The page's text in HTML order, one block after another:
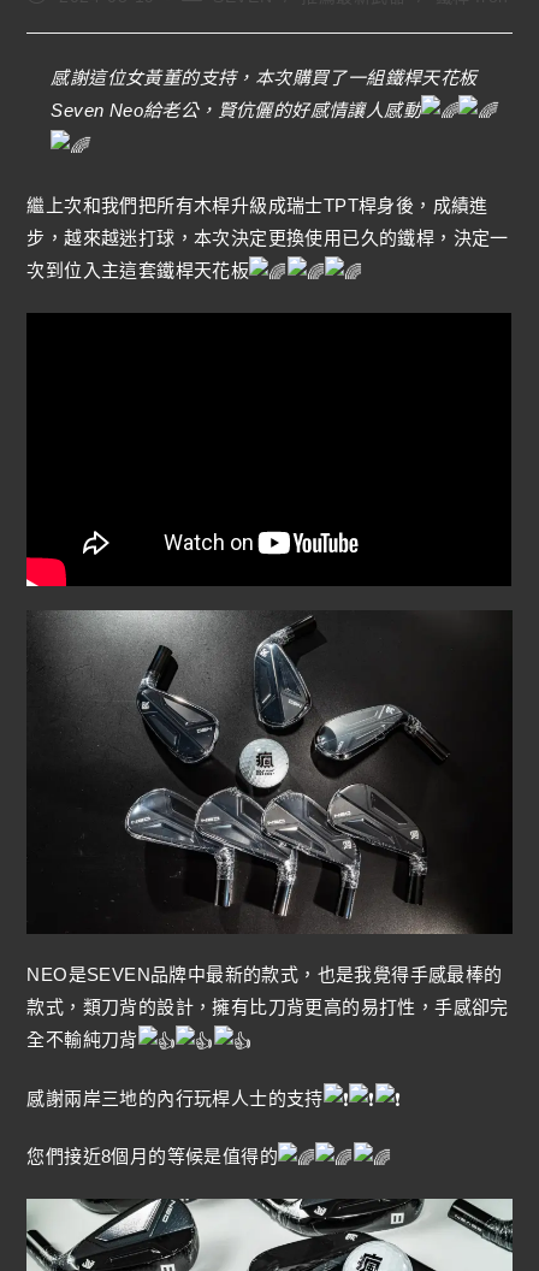
感謝這位女黃董的支持，本次購買了一組鐵桿天花板
Seven Neo給老公，賢伉儷的好感情讓人感動
繼上次和我們把所有木桿升級成瑞士TPT桿身後，成績進
步，越來越迷打球，本次決定更換使用已久的鐵桿，決定一
次到位入主這套鐵桿天花板
NEO是SEVEN品牌中最新的款式，也是我覺得手感最棒的
款式，類刀背的設計，擁有比刀背更高的易打性，手感卻完
全不輸純刀背
感謝兩岸三地的內行玩桿人士的支持
您們接近8個月的等候是值得的